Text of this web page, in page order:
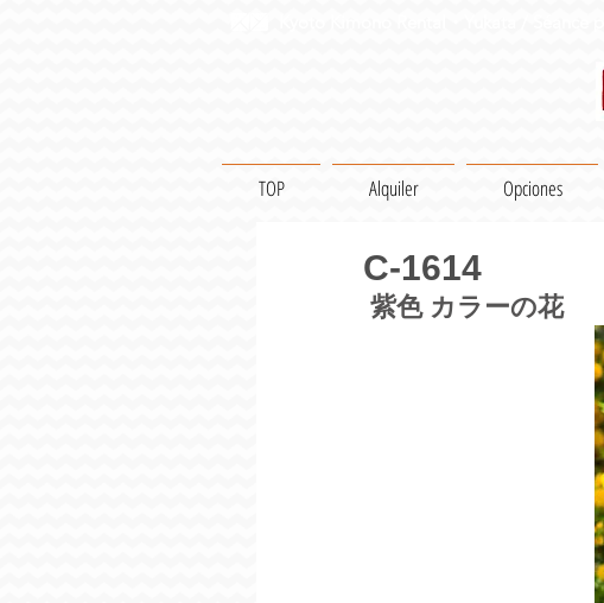
TOP Alquiler Opciones
C-1614
紫色 カラーの花